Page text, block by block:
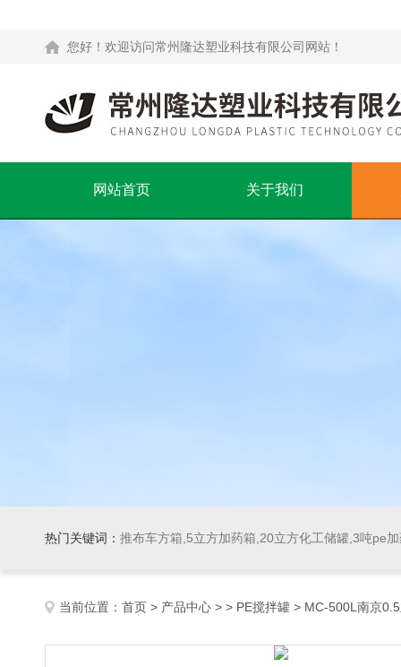
您好！欢迎访问常州隆达塑业科技有限公司网站！
网站首页 关于我们
热门关键词： 推布车方箱,5立方加药箱,20立方化工储罐,3吨pe
当前位置： 首页 > 产品中心 > > PE搅拌罐 > MC-500L南京